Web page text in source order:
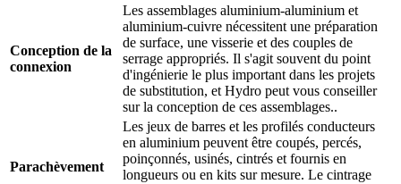
Conception de la
connexion
Les assemblages aluminium-aluminium et
aluminium-cuivre nécessitent une préparation
de surface, une visserie et des couples de
serrage appropriés. Il s'agit souvent du point
d'ingénierie le plus important dans les projets
de substitution, et Hydro peut vous conseiller
sur la conception de ces assemblages..
Parachèvement
Les jeux de barres et les profilés conducteurs
en aluminium peuvent être coupés, percés,
poinçonnés, usinés, cintrés et fournis en
longueurs ou en kits sur mesure. Le cintrage